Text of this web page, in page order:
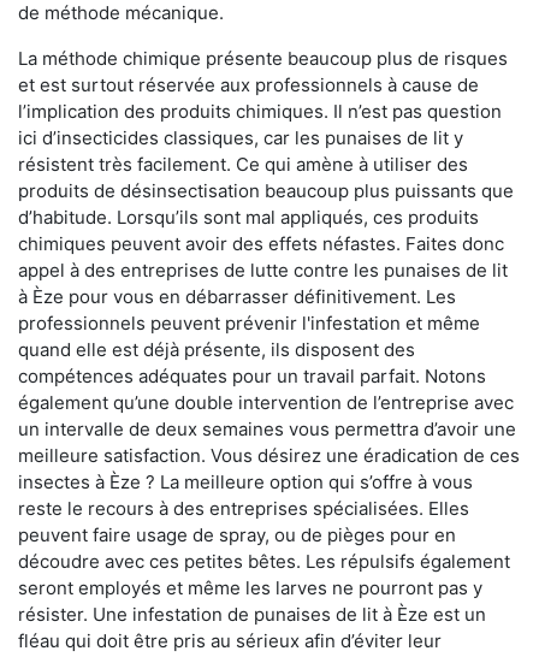
de méthode mécanique.
La méthode chimique présente beaucoup plus de risques
et est surtout réservée aux professionnels à cause de
l’implication des produits chimiques. Il n’est pas question
ici d’insecticides classiques, car les punaises de lit y
résistent très facilement. Ce qui amène à utiliser des
produits de désinsectisation beaucoup plus puissants que
d’habitude. Lorsqu’ils sont mal appliqués, ces produits
chimiques peuvent avoir des effets néfastes. Faites donc
appel à des entreprises de lutte contre les punaises de lit
à Èze pour vous en débarrasser définitivement. Les
professionnels peuvent prévenir l'infestation et même
quand elle est déjà présente, ils disposent des
compétences adéquates pour un travail parfait. Notons
également qu’une double intervention de l’entreprise avec
un intervalle de deux semaines vous permettra d’avoir une
meilleure satisfaction. Vous désirez une éradication de ces
insectes à Èze ? La meilleure option qui s’offre à vous
reste le recours à des entreprises spécialisées. Elles
peuvent faire usage de spray, ou de pièges pour en
découdre avec ces petites bêtes. Les répulsifs également
seront employés et même les larves ne pourront pas y
résister. Une infestation de punaises de lit à Èze est un
fléau qui doit être pris au sérieux afin d’éviter leur